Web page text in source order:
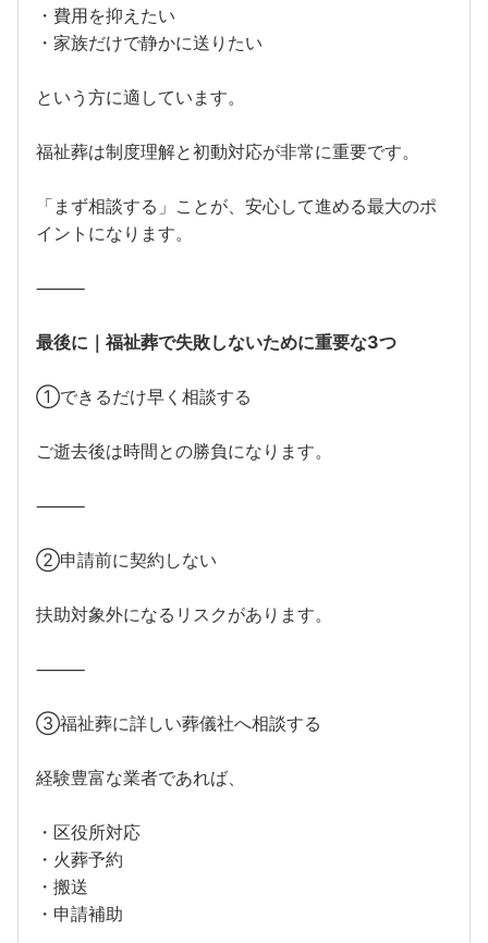
・費用を抑えたい
・家族だけで静かに送りたい
という方に適しています。
福祉葬は制度理解と初動対応が非常に重要です。
「まず相談する」ことが、安心して進める最大のポ
イントになります。
⸻
最後に｜福祉葬で失敗しないために重要な3つ
①できるだけ早く相談する
ご逝去後は時間との勝負になります。
⸻
②申請前に契約しない
扶助対象外になるリスクがあります。
⸻
③福祉葬に詳しい葬儀社へ相談する
経験豊富な業者であれば、
・区役所対応
・火葬予約
・搬送
・申請補助